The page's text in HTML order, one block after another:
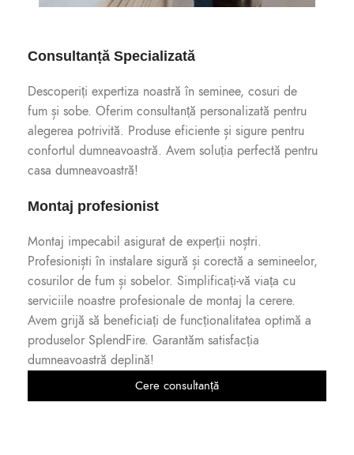
Consultanță Specializată
Descoperiți expertiza noastră în seminee, cosuri de
fum și sobe. Oferim consultanță personalizată pentru
alegerea potrivită. Produse eficiente și sigure pentru
confortul dumneavoastră. Avem soluția perfectă pentru
casa dumneavoastră!
Montaj profesionist
Montaj impecabil asigurat de experții noștri.
Profesioniști în instalare sigură și corectă a semineelor,
cosurilor de fum și sobelor. Simplificați-vă viața cu
serviciile noastre profesionale de montaj la cerere.
Avem grijă să beneficiați de funcționalitatea optimă a
produselor SplendFire. Garantăm satisfacția
dumneavoastră deplină!
Cere consultanță